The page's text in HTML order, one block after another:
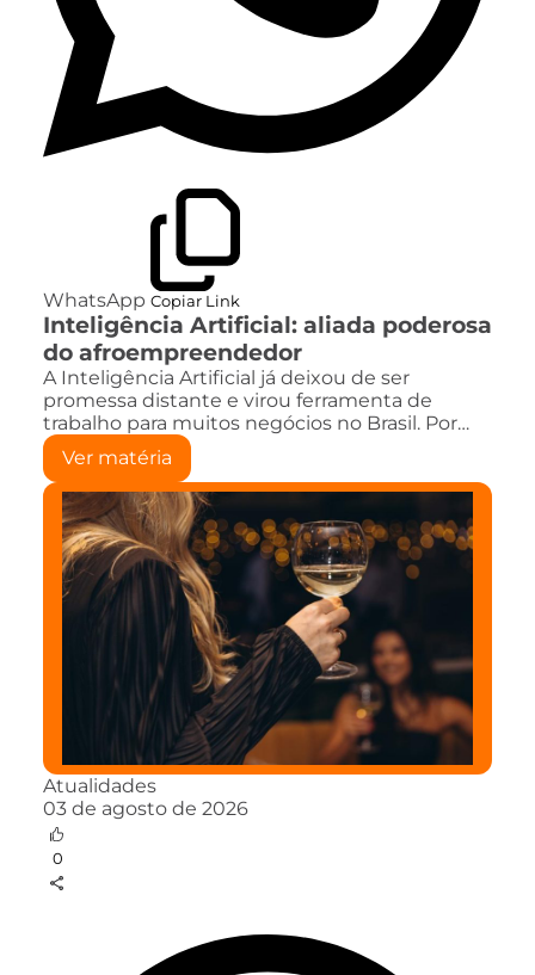
WhatsApp Copiar Link
Inteligência Artificial: aliada poderosa
do afroempreendedor
A Inteligência Artificial já deixou de ser
promessa distante e virou ferramenta de
trabalho para muitos negócios no Brasil. Por…
Ver matéria
Atualidades
03 de agosto de 2026
0